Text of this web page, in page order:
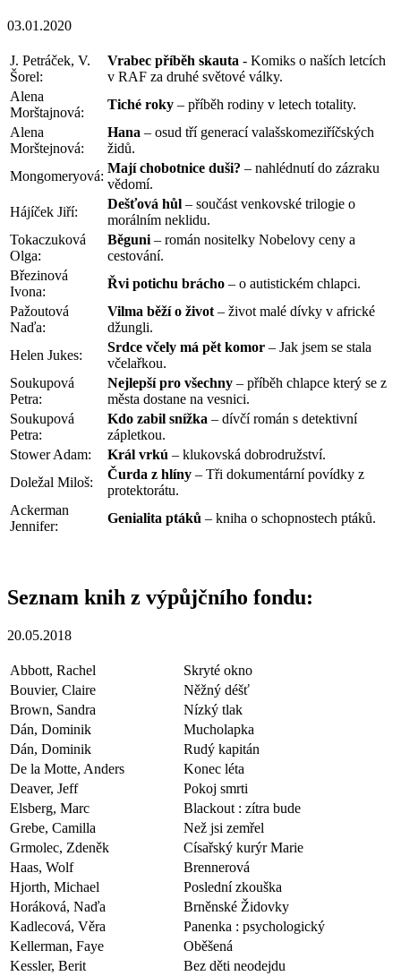
03.01.2020
J. Petráček, V.
Šorel:
Vrabec příběh skauta - Komiks o naších letcích
v RAF za druhé světové války.
Alena
Morštajnová:
Tiché roky – příběh rodiny v letech totality.
Alena
Morštejnová:
Hana – osud tří generací valašskomeziříčských
židů.
Mongomeryová:
Mají chobotnice duši? – nahlédnutí do zázraku
vědomí.
Hájíček Jiří:
Dešťová hůl – součást venkovské trilogie o
morálním neklidu.
Tokaczuková
Olga:
Běguni – román nositelky Nobelovy ceny a
cestování.
Březinová
Ivona:
Řvi potichu brácho – o autistickém chlapci.
Pažoutová
Naďa:
Vilma běží o život – život malé dívky v africké
džungli.
Helen Jukes:
Srdce včely má pět komor – Jak jsem se stala
včelařkou.
Soukupová
Petra:
Nejlepší pro všechny – příběh chlapce který se z
města dostane na vesnici.
Soukupová
Petra:
Kdo zabil snížka – dívčí román s detektivní
zápletkou.
Stower Adam:
Král vrkú – klukovská dobrodružství.
Doležal Miloš:
Čurda z hlíny – Tři dokumentární povídky z
protektorátu.
Ackerman
Jennifer:
Genialita ptáků – kniha o schopnostech ptáků.
Seznam knih z výpůjčního fondu:
20.05.2018
Abbott, Rachel
Skryté okno
Bouvier, Claire
Něžný déšť
Brown, Sandra
Nízký tlak
Dán, Dominik
Mucholapka
Dán, Dominik
Rudý kapitán
De la Motte, Anders
Konec léta
Deaver, Jeff
Pokoj smrti
Elsberg, Marc
Blackout : zítra bude
Grebe, Camilla
Než jsi zemřel
Grmolec, Zdeněk
Císařský kurýr Marie
Haas, Wolf
Brennerová
Hjorth, Michael
Poslední zkouška
Horáková, Naďa
Brněnské Židovky
Kadlecová, Věra
Panenka : psychologický
Kellerman, Faye
Oběšená
Kessler, Berit
Bez děti neodejdu